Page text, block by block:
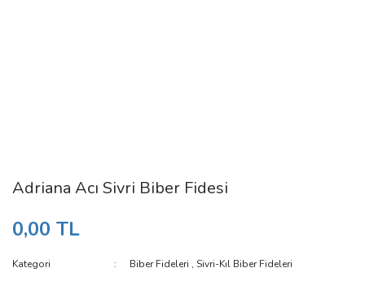
Adriana Acı Sivri Biber Fidesi
0,00 TL
Kategori Biber Fideleri ,Sivri-Kıl Biber Fideleri